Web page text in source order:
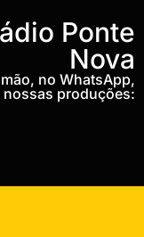
Ponte
Nova
no WhatsApp,
nossas produções: